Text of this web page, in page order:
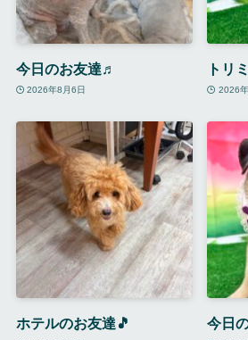
今日のお友達♬
2026年8月6日
トリ
2026
ホテルのお友達🎵 今日